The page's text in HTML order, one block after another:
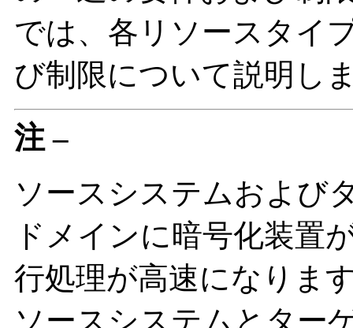
では、各リソースタイ
び制限について説明し
注 –
ソースシステムおよび
ドメインに暗号化装置
行処理が高速になりま
ソースシステムとター